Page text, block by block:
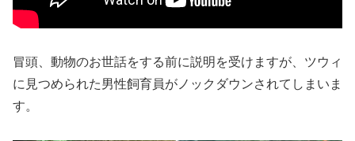
冒頭、動物のお世話をする前に説明を受けますが、ツウィ
に見つめられた男性飼育員がノックダウンされてしまいま
す。